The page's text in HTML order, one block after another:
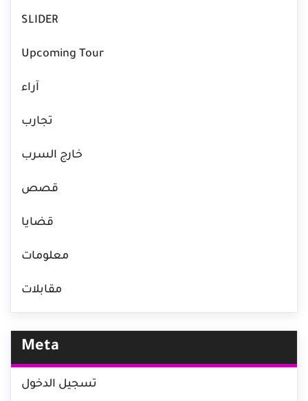
SLIDER
Upcoming Tour
آراء
تجارب
خارج السرب
قصص
قضايا
معلومات
مقابلات
Meta
تسجيل الدخول